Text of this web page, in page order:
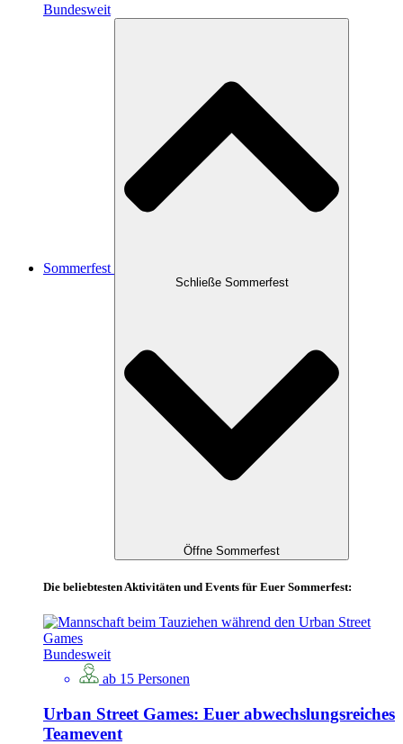
Bundesweit
Sommerfest
Schließe Sommerfest
Öffne Sommerfest
Die beliebtesten Aktivitäten und Events für Euer Sommerfest:
Bundesweit
ab 15 Personen
Urban Street Games: Euer abwechslungsreiches
Teamevent